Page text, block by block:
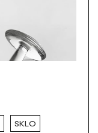
SKLO